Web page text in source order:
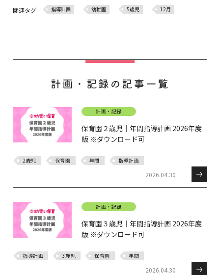
関連タグ 指導計画 幼稚園 5歳児 12月
計画・記録の記事一覧
計画・記録
保育園２歳児｜年間指導計画 2026年度
版 ※ダウンロード可
2歳児 保育園 年間 指導計画
2026.04.30
計画・記録
保育園３歳児｜年間指導計画 2026年度
版 ※ダウンロード可
指導計画 3歳児 保育園 年間
2026.04.30